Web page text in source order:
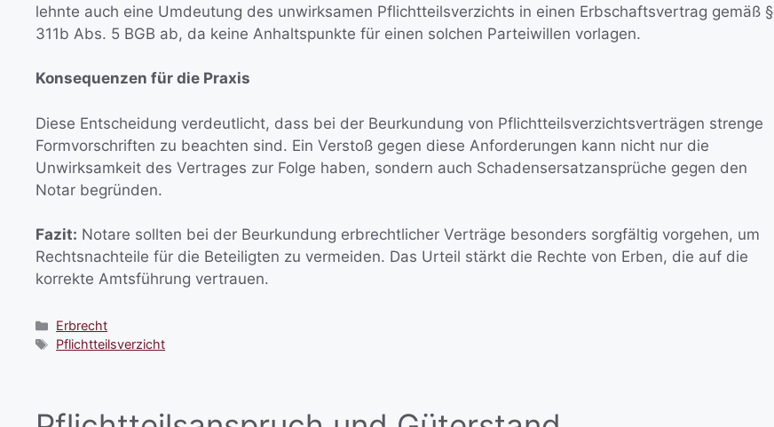
lehnte auch eine Umdeutung des unwirksamen Pflichtteilsverzichts in einen Erbschaftsvertrag gemäß §
311b Abs. 5 BGB ab, da keine Anhaltspunkte für einen solchen Parteiwillen vorlagen.
Konsequenzen für die Praxis
Diese Entscheidung verdeutlicht, dass bei der Beurkundung von Pflichtteilsverzichtsverträgen strenge
Formvorschriften zu beachten sind. Ein Verstoß gegen diese Anforderungen kann nicht nur die
Unwirksamkeit des Vertrages zur Folge haben, sondern auch Schadensersatzansprüche gegen den
Notar begründen.
Fazit: Notare sollten bei der Beurkundung erbrechtlicher Verträge besonders sorgfältig vorgehen, um
Rechtsnachteile für die Beteiligten zu vermeiden. Das Urteil stärkt die Rechte von Erben, die auf die
korrekte Amtsführung vertrauen.
Erbrecht
Pflichtteilsverzicht